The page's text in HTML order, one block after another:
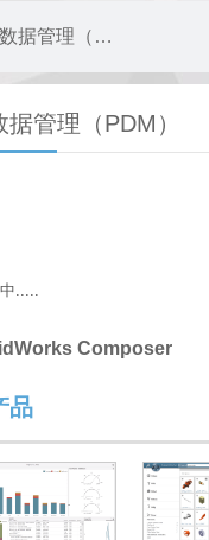
产品数据管理（PDM）
据管理（PDM）
.....
Composer
品